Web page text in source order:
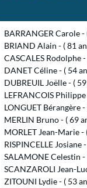
BARRANGER Carole -
BRIAND Alain - ( 81
CASCALES Rodolphe -
DANET Céline - ( 54
DUBREUIL Joëlle - (
LEFRANCOIS Philippe
LONGUET Bérangère -
MERLIN Bruno - ( 69
MORLET Jean-Marie -
RISPINCELLE Josiane
SALAMONE Celestin -
SCANZAROLI Jean-
ZITOUNI Lydie - ( 53